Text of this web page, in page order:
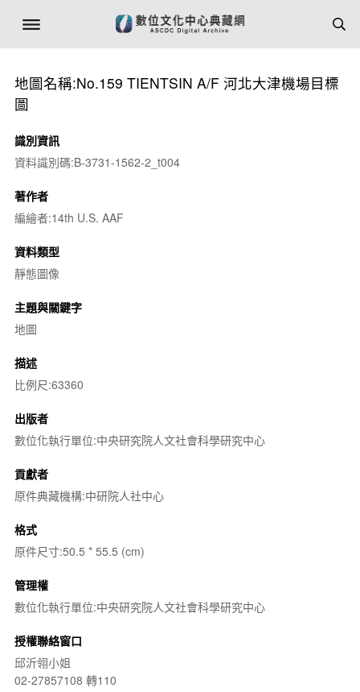
地圖名稱:No.159 TIENTSIN A/F 河北大津機場目標
圖
識別資訊
資料識別碼:B-3731-1562-2_t004
著作者
編繪者:14th U.S. AAF
資料類型
靜態圖像
主題與關鍵字
地圖
描述
比例尺:63360
出版者
數位化執行單位:中央研究院人文社會科學研究中心
貢獻者
原件典藏機構:中研院人社中心
格式
原件尺寸:50.5 * 55.5 (cm)
管理權
數位化執行單位:中央研究院人文社會科學研究中心
授權聯絡窗口
邱沂翎小姐
02-27857108 轉110